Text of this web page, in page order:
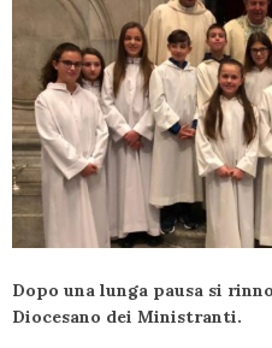
Dopo una lunga pausa si
Diocesano dei Ministranti.